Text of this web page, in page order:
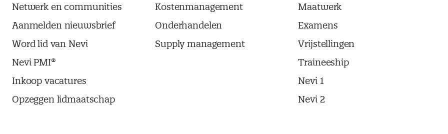
Netwerk en communities
Aanmelden nieuwsbrief
Word lid van Nevi
Nevi PMI®
Inkoop vacatures
Opzeggen lidmaatschap
Kostenmanagement
Onderhandelen
Supply management
Maatwerk
Examens
Vrijstellingen
Traineeship
Nevi 1
Nevi 2